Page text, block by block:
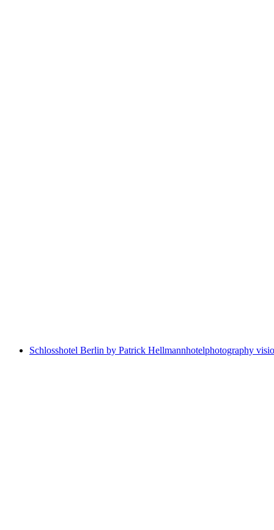
Schlosshotel Berlin by Patrick Hellmannhotelphotography